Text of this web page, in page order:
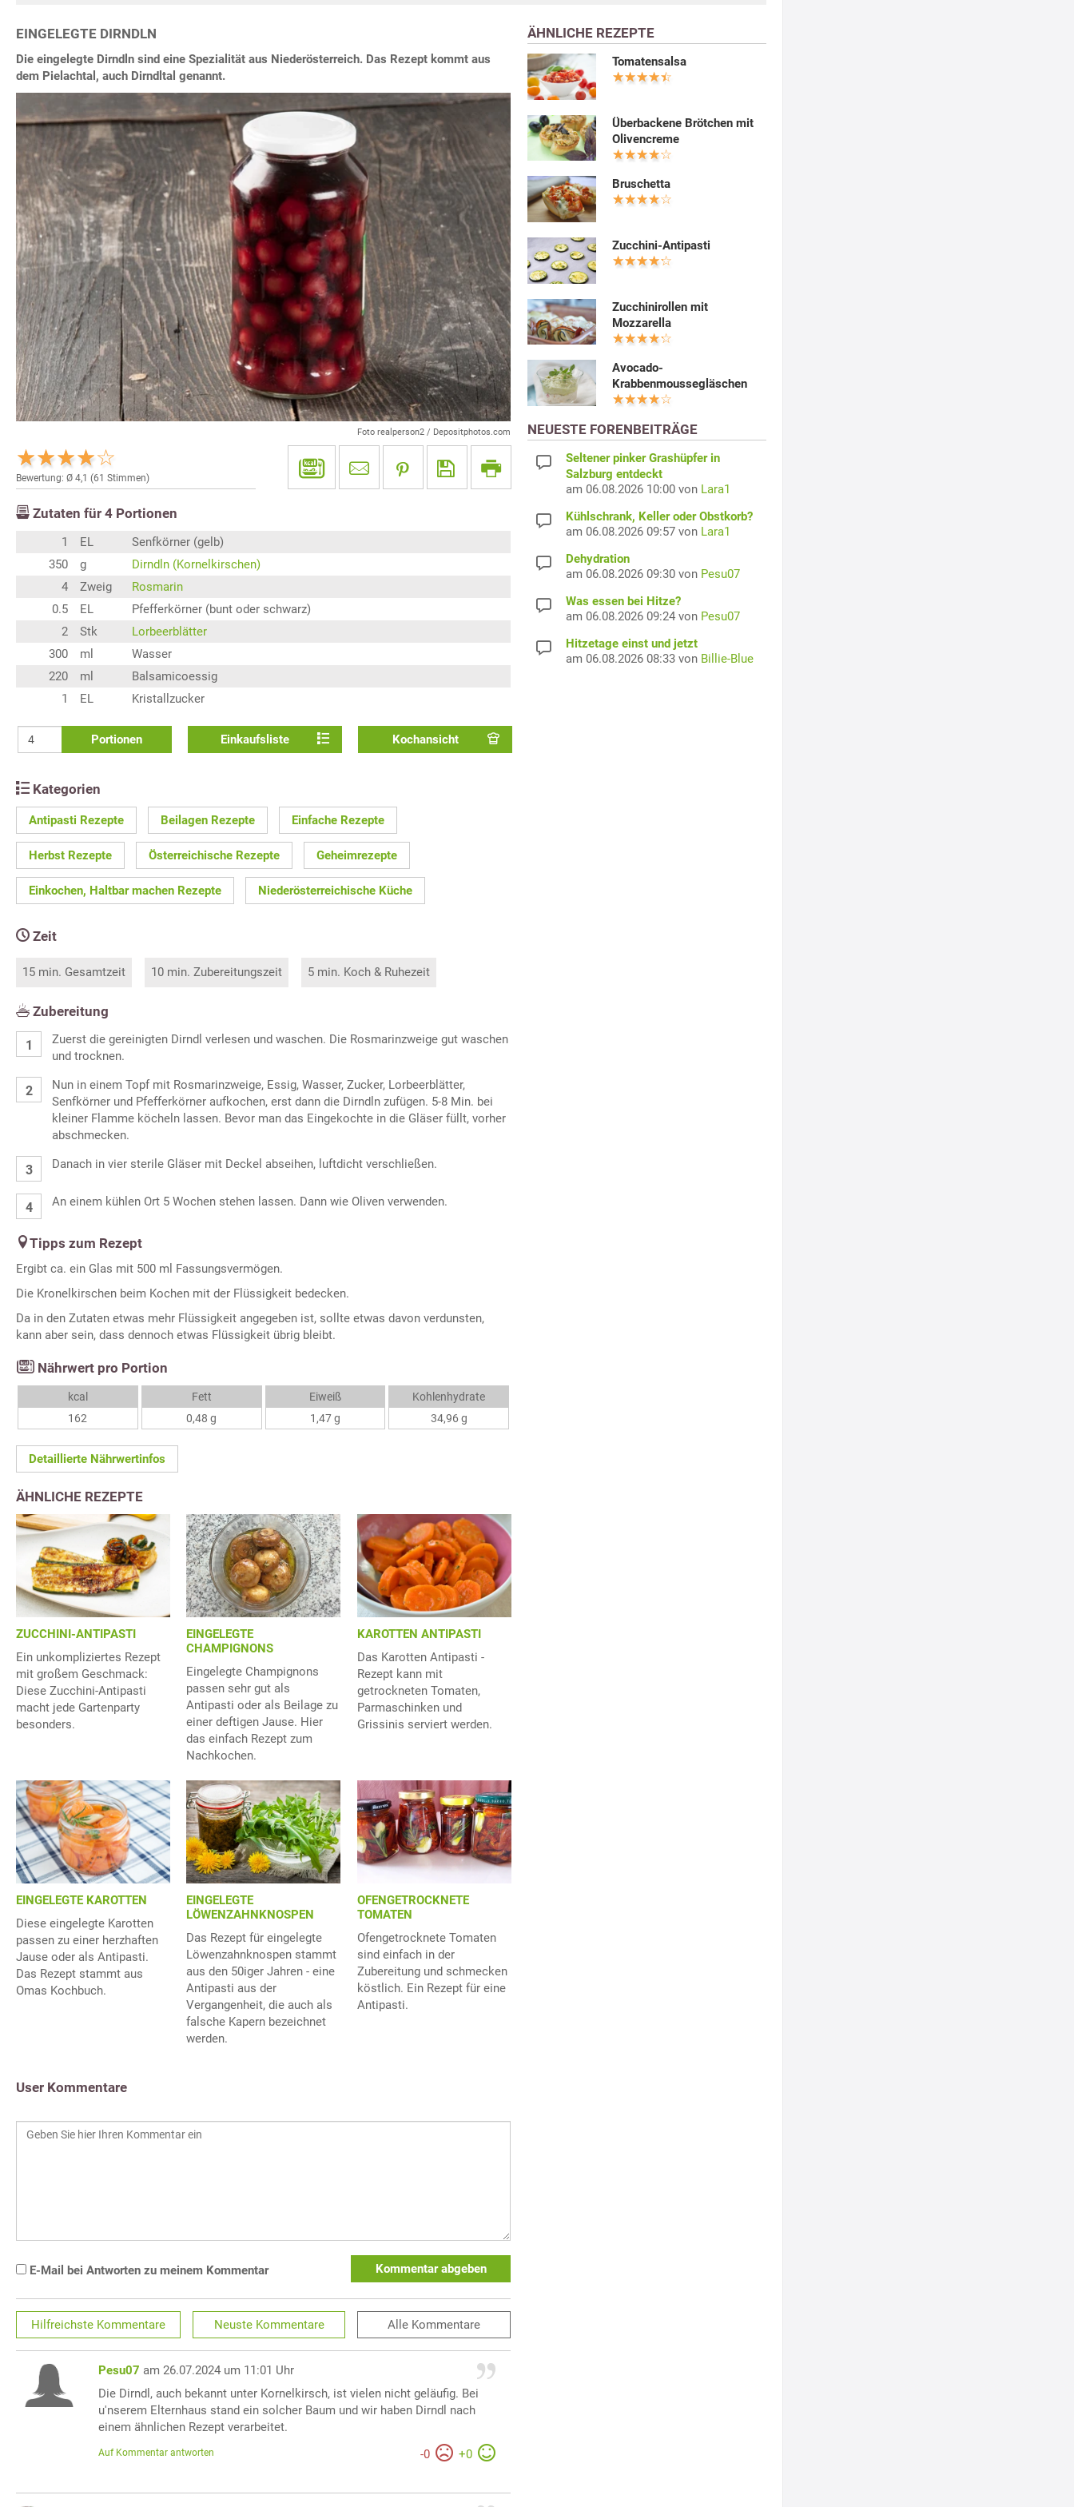
EINGELEGTE DIRNDLN
Die eingelegte Dirndln sind eine Spezialität aus Niederösterreich. Das Rezept kommt aus
dem Pielachtal, auch Dirndltal genannt.
Foto realperson2 / Depositphotos.com
Bewertung: Ø 4,1 (61 Stimmen)
Zutaten für 4 Portionen
1 EL
Senfkörner (gelb)
350
g
Dirndln (Kornelkirschen)
4
Zweig
Rosmarin
0.5
EL
Pfefferkörner (bunt oder schwarz)
2
Stk
Lorbeerblätter
300
ml
Wasser
220
ml
Balsamicoessig
1
EL Kristallzucker
Portionen Einkaufsliste Kochansicht
Kategorien
Antipasti Rezepte Beilagen Rezepte Einfache Rezepte
Herbst Rezepte Österreichische Rezepte Geheimrezepte
Einkochen, Haltbar machen Rezepte Niederösterreichische Küche
Zeit
15 min. Gesamtzeit 10 min. Zubereitungszeit 5 min. Koch & Ruhezeit
Zubereitung
Zuerst die gereinigten Dirndl verlesen und waschen. Die Rosmarinzweige gut waschen
und trocknen.
Nun in einem Topf mit Rosmarinzweige, Essig, Wasser, Zucker, Lorbeerblätter,
Senfkörner und Pfefferkörner aufkochen, erst dann die Dirndln zufügen. 5-8 Min. bei
kleiner Flamme köcheln lassen. Bevor man das Eingekochte in die Gläser füllt, vorher
abschmecken.
Danach in vier sterile Gläser mit Deckel abseihen, luftdicht verschließen.
An einem kühlen Ort 5 Wochen stehen lassen. Dann wie Oliven verwenden.
Tipps zum Rezept
Ergibt ca. ein Glas mit 500 ml Fassungsvermögen.
Die Kronelkirschen beim Kochen mit der Flüssigkeit bedecken.
Da in den Zutaten etwas mehr Flüssigkeit angegeben ist, sollte etwas davon verdunsten,
kann aber sein, dass dennoch etwas Flüssigkeit übrig bleibt.
Nährwert pro Portion
kcal
162
Fett
0,48 g
Eiweiß
1,47 g
Kohlenhydrate
34,96 g
Detaillierte Nährwertinfos
ÄHNLICHE REZEPTE
ZUCCHINI-ANTIPASTI
Ein unkompliziertes Rezept
mit großem Geschmack:
Diese Zucchini-Antipasti
macht jede Gartenparty
besonders.
EINGELEGTE
CHAMPIGNONS
Eingelegte Champignons
passen sehr gut als
Antipasti oder als Beilage zu
einer deftigen Jause. Hier
das einfach Rezept zum
Nachkochen.
KAROTTEN ANTIPASTI
Das Karotten Antipasti -
Rezept kann mit
getrockneten Tomaten,
Parmaschinken und
Grissinis serviert werden.
EINGELEGTE KAROTTEN
Diese eingelegte Karotten
passen zu einer herzhaften
Jause oder als Antipasti.
Das Rezept stammt aus
Omas Kochbuch.
EINGELEGTE
LÖWENZAHNKNOSPEN
Das Rezept für eingelegte
Löwenzahnknospen stammt
aus den 50iger Jahren - eine
Antipasti aus der
Vergangenheit, die auch als
falsche Kapern bezeichnet
werden.
OFENGETROCKNETE
TOMATEN
Ofengetrocknete Tomaten
sind einfach in der
Zubereitung und schmecken
köstlich. Ein Rezept für eine
Antipasti.
User Kommentare
E-Mail bei Antworten zu meinem Kommentar Kommentar abgeben
Hilfreichste Kommentare Neuste Kommentare Alle Kommentare
Pesu07 am 26.07.2024 um 11:01 Uhr
Die Dirndl, auch bekannt unter Kornelkirsch, ist vielen nicht geläufig. Bei
u'nserem Elternhaus stand ein solcher Baum und wir haben Dirndl nach
einem ähnlichen Rezept verarbeitet.
-0 +0
Auf Kommentar antworten
ÄHNLICHE REZEPTE
Tomatensalsa
Überbackene Brötchen mit
Olivencreme
Bruschetta
Zucchini-Antipasti
Zucchinirollen mit
Mozzarella
Avocado-
Krabbenmoussegläschen
NEUESTE FORENBEITRÄGE
Seltener pinker Grashüpfer in
Salzburg entdeckt
am 06.08.2026 10:00 von Lara1
Kühlschrank, Keller oder Obstkorb?
am 06.08.2026 09:57 von Lara1
Dehydration
am 06.08.2026 09:30 von Pesu07
Was essen bei Hitze?
am 06.08.2026 09:24 von Pesu07
Hitzetage einst und jetzt
am 06.08.2026 08:33 von Billie-Blue